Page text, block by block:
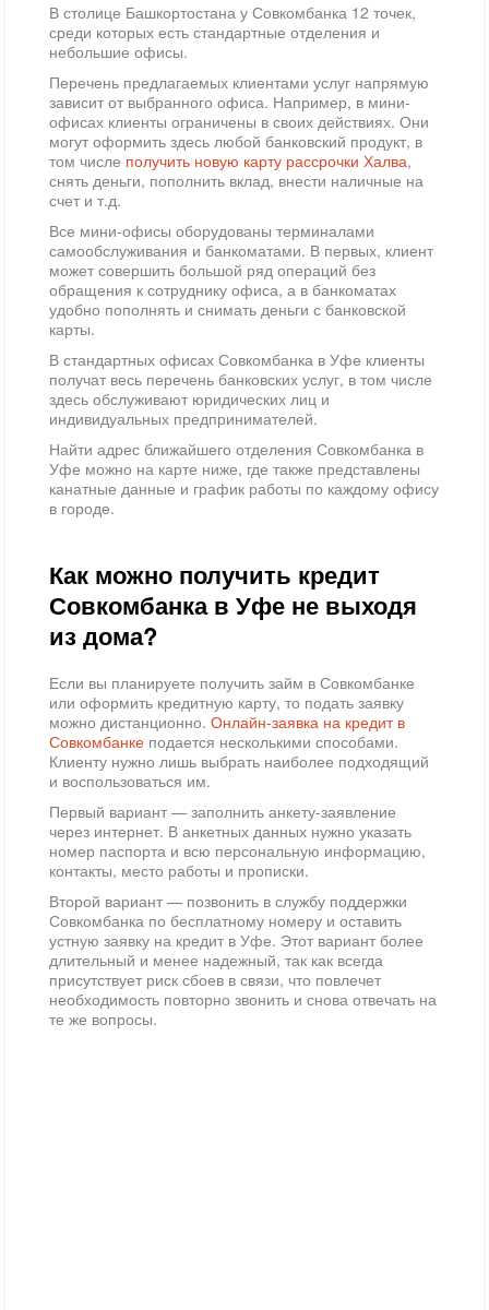
В столице Башкортостана у Совкомбанка 12 точек,
среди которых есть стандартные отделения и
небольшие офисы.
Перечень предлагаемых клиентами услуг напрямую
зависит от выбранного офиса. Например, в мини-
офисах клиенты ограничены в своих действиях. Они
могут оформить здесь любой банковский продукт, в
том числе получить новую карту рассрочки Халва,
снять деньги, пополнить вклад, внести наличные на
счет и т.д.
Все мини-офисы оборудованы терминалами
самообслуживания и банкоматами. В первых, клиент
может совершить большой ряд операций без
обращения к сотруднику офиса, а в банкоматах
удобно пополнять и снимать деньги с банковской
карты.
В стандартных офисах Совкомбанка в Уфе клиенты
получат весь перечень банковских услуг, в том числе
здесь обслуживают юридических лиц и
индивидуальных предпринимателей.
Найти адрес ближайшего отделения Совкомбанка в
Уфе можно на карте ниже, где также представлены
канатные данные и график работы по каждому офису
в городе.
Как можно получить кредит
Совкомбанка в Уфе не выходя
из дома?
Если вы планируете получить займ в Совкомбанке
или оформить кредитную карту, то подать заявку
можно дистанционно. Онлайн-заявка на кредит в
Совкомбанке подается несколькими способами.
Клиенту нужно лишь выбрать наиболее подходящий
и воспользоваться им.
Первый вариант — заполнить анкету-заявление
через интернет. В анкетных данных нужно указать
номер паспорта и всю персональную информацию,
контакты, место работы и прописки.
Второй вариант — позвонить в службу поддержки
Совкомбанка по бесплатному номеру и оставить
устную заявку на кредит в Уфе. Этот вариант более
длительный и менее надежный, так как всегда
присутствует риск сбоев в связи, что повлечет
необходимость повторно звонить и снова отвечать на
те же вопросы.